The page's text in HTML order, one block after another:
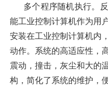
多个程序随机执行。
能工业控制计算机作为用
安装在工业控制计算机内
动作。系统的高适应性，
震动，撞击，灰尘和大的
构，简化了系统的维护，